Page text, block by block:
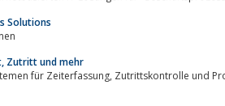
Solutions
Zutritt und mehr
und Produktionsplanungs- und